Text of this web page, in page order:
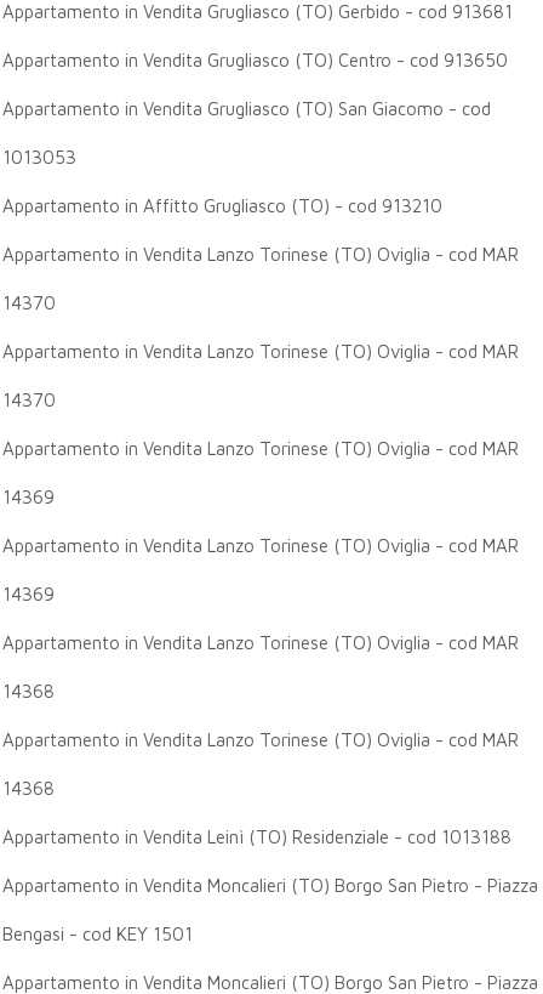
Appartamento in Vendita Grugliasco (TO) Gerbido - cod 913681
Appartamento in Vendita Grugliasco (TO) Centro - cod 913650
Appartamento in Vendita Grugliasco (TO) San Giacomo - cod
1013053
Appartamento in Affitto Grugliasco (TO) - cod 913210
Appartamento in Vendita Lanzo Torinese (TO) Oviglia - cod MAR
14370
Appartamento in Vendita Lanzo Torinese (TO) Oviglia - cod MAR
14370
Appartamento in Vendita Lanzo Torinese (TO) Oviglia - cod MAR
14369
Appartamento in Vendita Lanzo Torinese (TO) Oviglia - cod MAR
14369
Appartamento in Vendita Lanzo Torinese (TO) Oviglia - cod MAR
14368
Appartamento in Vendita Lanzo Torinese (TO) Oviglia - cod MAR
14368
Appartamento in Vendita Leinì (TO) Residenziale - cod 1013188
Appartamento in Vendita Moncalieri (TO) Borgo San Pietro - Piazza
Bengasi - cod KEY 1501
Appartamento in Vendita Moncalieri (TO) Borgo San Pietro - Piazza